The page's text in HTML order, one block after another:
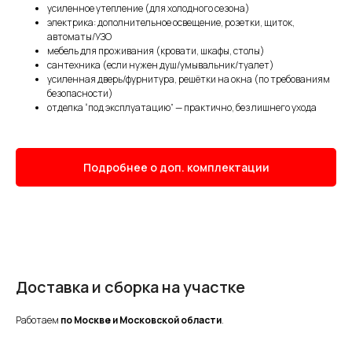
усиленное утепление (для холодного сезона)
электрика: дополнительное освещение, розетки, щиток,
автоматы/УЗО
мебель для проживания (кровати, шкафы, столы)
сантехника (если нужен душ/умывальник/туалет)
усиленная дверь/фурнитура, решётки на окна (по требованиям
безопасности)
отделка “под эксплуатацию” — практично, без лишнего ухода
Подробнее о доп. комплектации
Доставка и сборка на участке
Работаем по Москве и Московской области.